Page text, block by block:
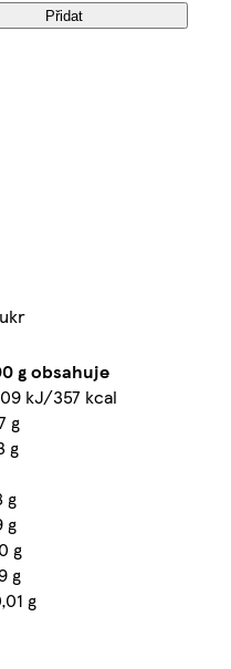
Přidat
g obsahuje
kJ/357 kcal
g
g
g
g
g
g
g